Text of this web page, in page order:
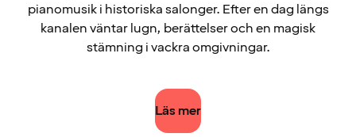
pianomusik i historiska salonger. Efter en dag längs
kanalen väntar lugn, berättelser och en magisk
stämning i vackra omgivningar.
Läs mer